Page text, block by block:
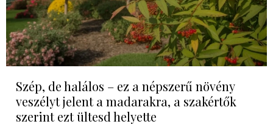
Szép, de halálos – ez a népszerű növény
veszélyt jelent a madarakra, a szakértők
szerint ezt ültesd helyette